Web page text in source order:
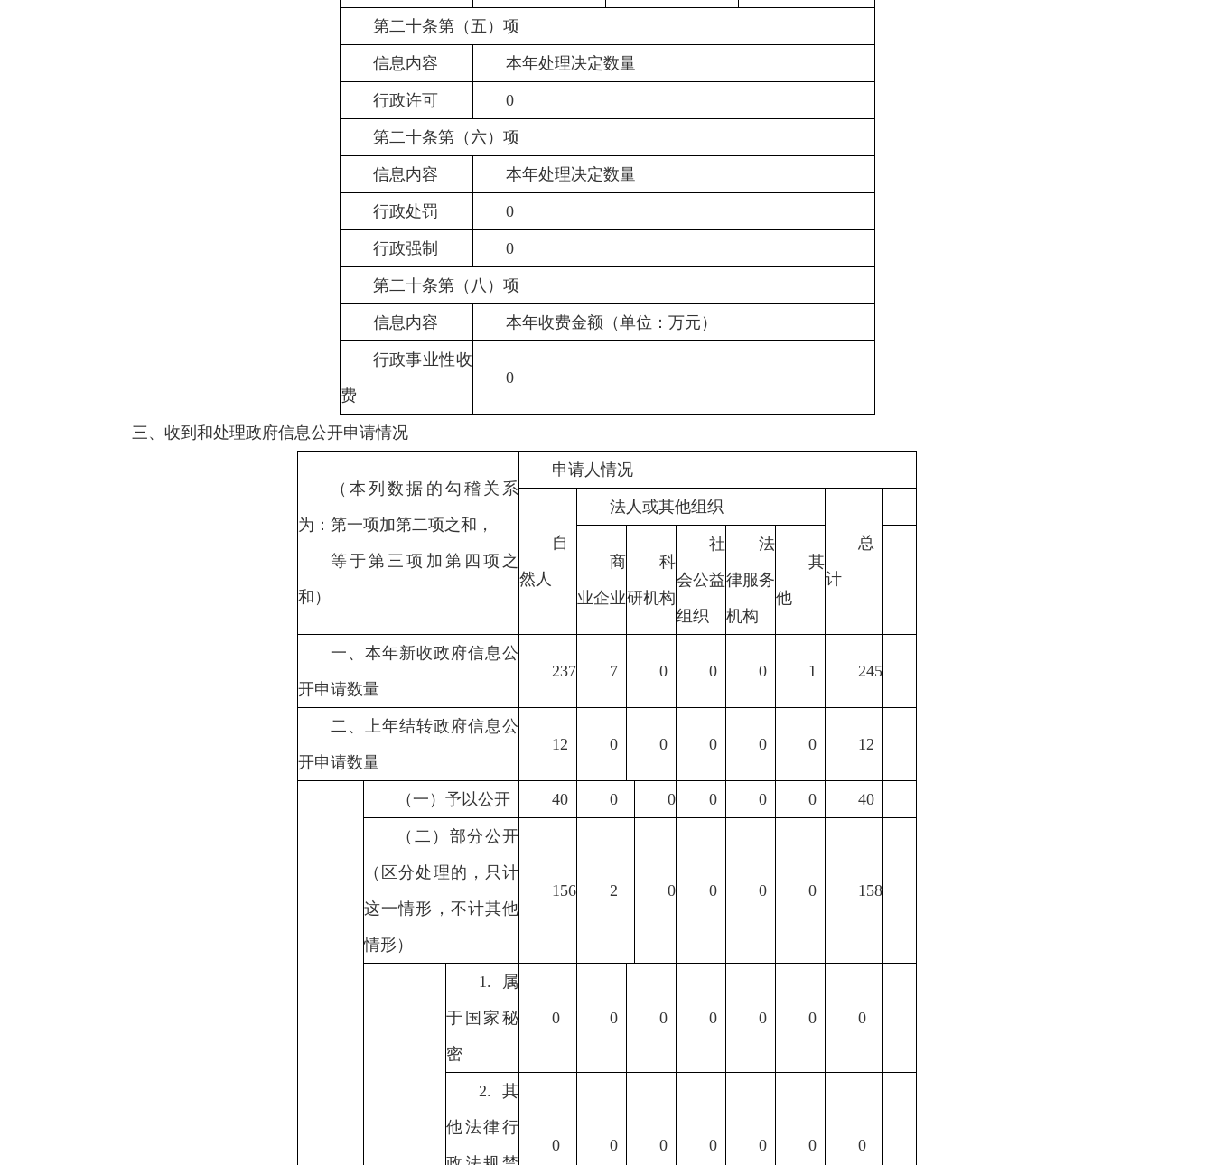
第二十条第（五）项
信息内容 本年处理决定数量
行政许可 0
第二十条第（六）项
信息内容 本年处理决定数量
行政处罚 0
行政强制 0
第二十条第（八）项
信息内容 本年收费金额（单位：万元）
行政事业性收
费
0
三、收到和处理政府信息公开申请情况
（本列数据的勾稽关系
为：第一项加第二项之和，
等于第三项加第四项之
和）
申请人情况
自
然人
法人或其他组织
总
计
商
业企业
科
研机构
社
会公益
组织
法
律服务
机构
其
他
一、本年新收政府信息公
开申请数量
237 7 0 0 0 1 245
二、上年结转政府信息公
开申请数量
12 0 0 0 0 0 12
（一）予以公开 40 0 0 0 0 0 40
（二）部分公开
（区分处理的，只计
这一情形，不计其他
情形）
156 2 0 0 0 0 158
1.属
于国家秘
密
0 0 0 0 0 0 0
2.其
他法律行
0 0 0 0 0 0 0